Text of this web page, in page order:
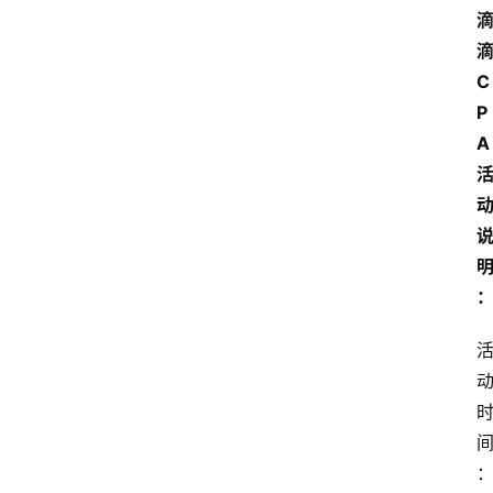
滴
滴
C
P
A
活
动
说
明
：
活
动
时
间
：